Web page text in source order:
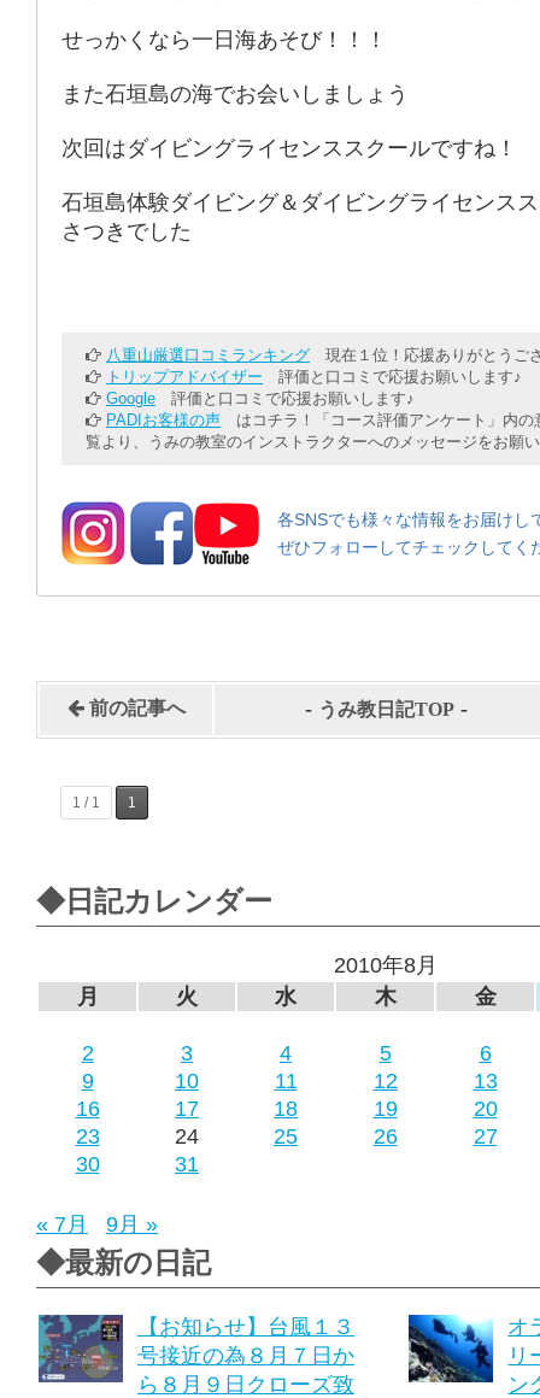
せっかくなら一日海あそび！！！
また石垣島の海でお会いしましょう
次回はダイビングライセンススクールですね！
石垣島体験ダイビング＆ダイビングライセンス
さつきでした
八重山厳選口コミランキング 現在１位！応援ありがとうご
トリップアドバイザー 評価と口コミで応援お願いします♪
Google 評価と口コミで応援お願いします♪
PADIお客様の声 はコチラ！「コース評価アンケート」内の
覧より、うみの教室のインストラクターへのメッセージをお願
各SNSでも様々な情報をお届けし
ぜひフォローしてチェックしてく
前の記事へ - うみ教日記TOP -
1 / 1 1
◆日記カレンダー
2010年8月
月
火 水 木 金
2 3 4 5
6
9
10 11 12
13
16
17 18 19
20
23
24 25 26
27
30
31
« 7月 9月 »
◆最新の日記
【お知らせ】台風１３
号接近の為８月７日か
ら８月９日クローズ致
オ
リ
ン